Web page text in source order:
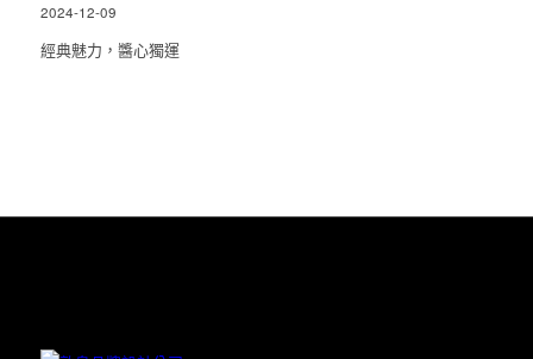
2024-12-09
經典魅力，醬心獨運